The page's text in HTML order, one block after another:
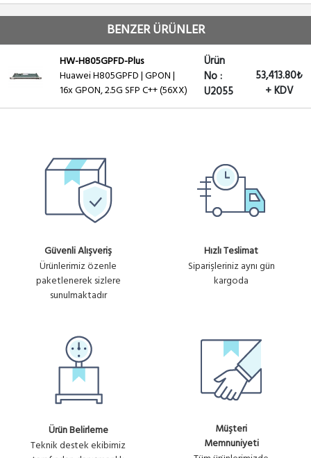
BENZER ÜRÜNLER
HW-H805GPFD-Plus
Huawei H805GPFD | GPON |
16x GPON, 2.5G SFP C++ (56XX)
Ürün
No :
U2055
53,413.80₺
+ KDV
Güvenli Alışveriş
Ürünlerimiz özenle
paketlenerek sizlere
sunulmaktadır
Hızlı Teslimat
Siparişleriniz aynı gün
kargoda
Ürün Belirleme
Teknik destek ekibimiz
Müşteri
Memnuniyeti